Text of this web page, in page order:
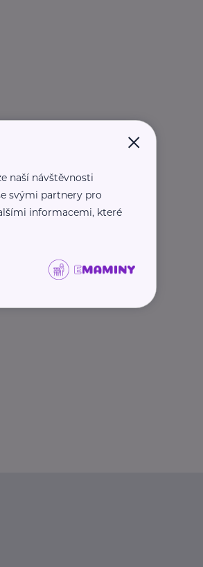
×
naší návštěvnosti
svými partnery pro
informacemi, které